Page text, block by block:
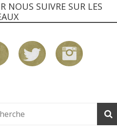
NOUS SUIVRE SUR LES